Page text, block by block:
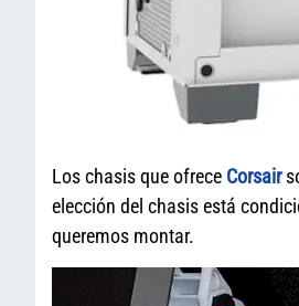
Los chasis que ofrece Corsair
elección del chasis está
queremos montar.